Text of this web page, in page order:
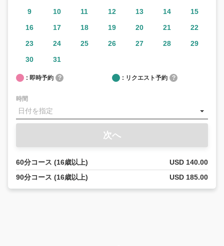
9
10 11 12 13 14
15
16
17 18 19 20 21
22
23
24 25 26 27 28
29
30
31
: 即時予約 ? : リクエスト予約 ?
時間
次へ
60分コース (16歳以上)
USD 140.00
90分コース (16歳以上)
USD 185.00